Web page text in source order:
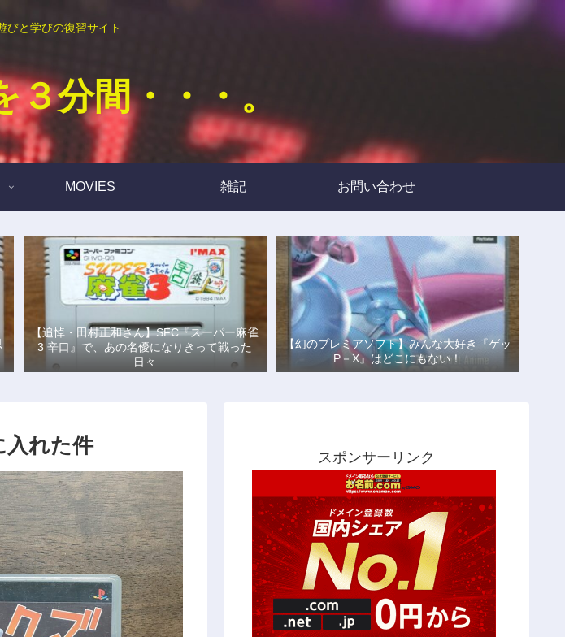
びと学びの復習サイト
分間・・・。
MOVIES 雑記 お問い合わせ
【追悼・田村正和さん】SFC『スーパー麻雀
3 辛口』で、あの名優になりきって戦った
日々
【幻のプレミアソフト】みんな大好き『ゲッ
P－X』はどこにもない！
入れた件
スポンサーリンク